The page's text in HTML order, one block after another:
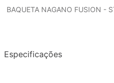
BAQUETA NAGANO FUSION -
Especificações